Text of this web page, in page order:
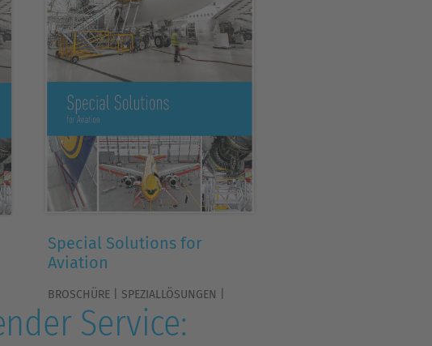
Special Solutions for
Aviation
BROSCHÜRE | SPEZIALLÖSUNGEN |
Service: